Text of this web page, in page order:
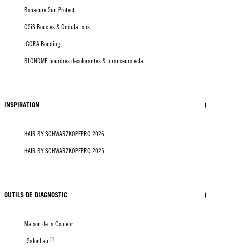
Bonacure Sun Protect
OSiS Boucles & Ondulations
IGORA Bonding
BLONDME pourdres décolorantes & nuanceurs eclat
INSPIRATION
HAIR BY SCHWARZKOPFPRO 2026
HAIR BY SCHWARZKOPFPRO 2025
OUTILS DE DIAGNOSTIC
Maison de la Couleur
SalonLab